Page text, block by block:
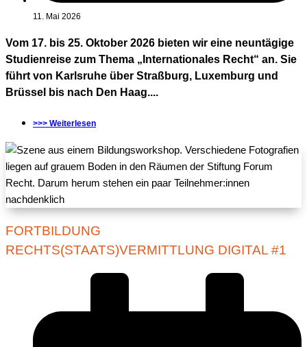
11. Mai 2026
Vom 17. bis 25. Oktober 2026 bieten wir eine neuntägige
Studienreise zum Thema „Internationales Recht“ an. Sie
führt von Karlsruhe über Straßburg, Luxemburg und
Brüssel bis nach Den Haag....
>>> Weiterlesen
FORTBILDUNG
RECHTS(STAATS)VERMITTLUNG DIGITAL #1